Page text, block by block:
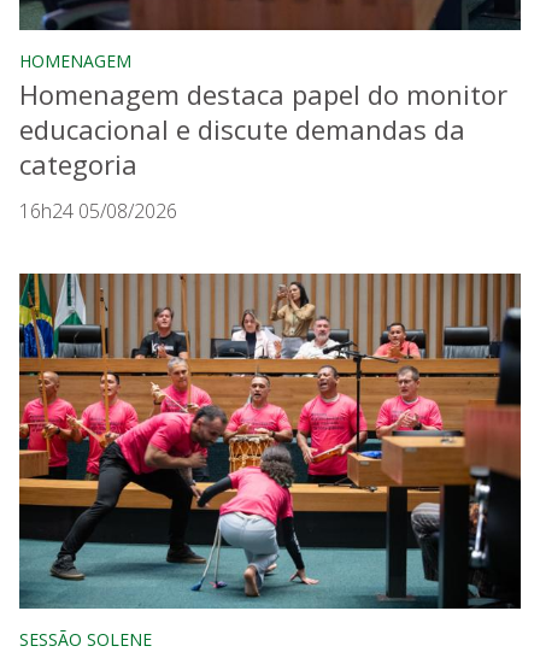
HOMENAGEM
Homenagem destaca papel do monitor
educacional e discute demandas da
categoria
16h24 05/08/2026
SESSÃO SOLENE